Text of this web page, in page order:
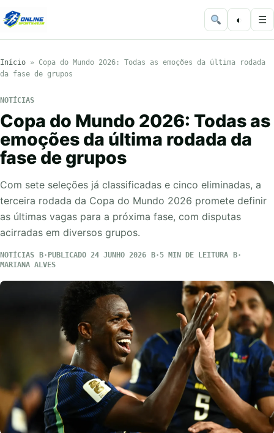
◐ ☰
Início » Copa do Mundo 2026: Todas as emoções da última rodada
da fase de grupos
NOTÍCIAS
Copa do Mundo 2026: Todas as
emoções da última rodada da
fase de grupos
Com sete seleções já classificadas e cinco eliminadas, a
terceira rodada da Copa do Mundo 2026 promete definir
as últimas vagas para a próxima fase, com disputas
acirradas em diversos grupos.
NOTÍCIAS PUBLICADO 24 JUNHO 2026
5 MIN DE LEITURA
MARIANA ALVES